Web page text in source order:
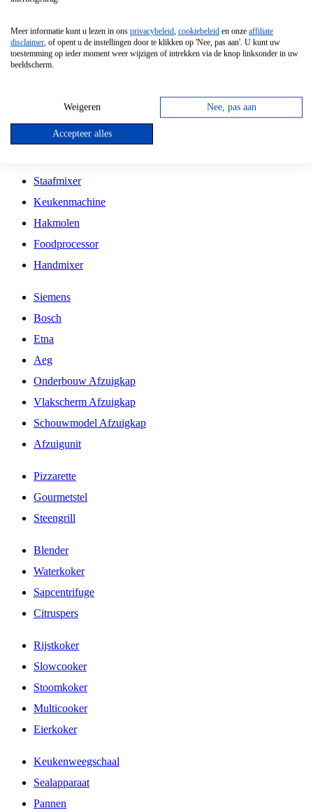
Vrijstaande Magnetron
Vrijstaande Kookplaat
Inbouw Gaskookplaat
Inbouw Keramische Kookplaat
Kookplaat Accessoires
Staafmixer
Keukenmachine
Hakmolen
Foodprocessor
Handmixer
Siemens
Bosch
Etna
Aeg
Onderbouw Afzuigkap
Vlakscherm Afzuigkap
Schouwmodel Afzuigkap
Afzuigunit
Pizzarette
Gourmetstel
Steengrill
Blender
Waterkoker
Sapcentrifuge
Citruspers
Rijstkoker
Slowcooker
Stoomkoker
Multicooker
Eierkoker
Keukenweegschaal
Sealapparaat
Pannen
Meer informatie kunt u lezen in ons privacybeleid, cookiebeleid en onze affiliate
disclaimer, of opent u de instellingen door te klikken op 'Nee, pas aan'. U kunt uw
toestemming op ieder moment weer wijzigen of intrekken via de knop linksonder in uw
beeldscherm.
Weigeren Nee, pas aan
Accepteer alles